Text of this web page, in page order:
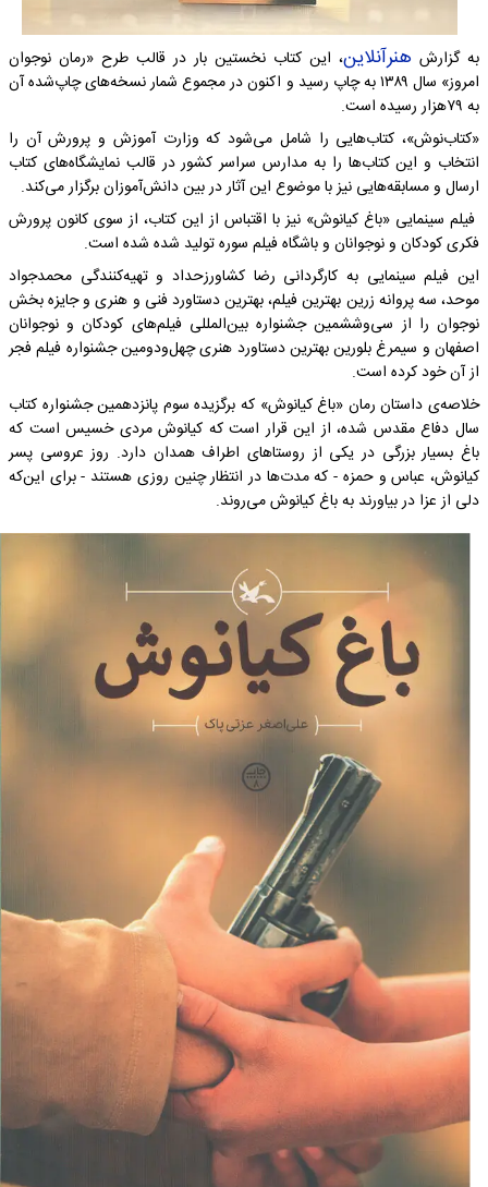
به گزارش هنرآنلاین، این کتاب نخستین بار در قالب طرح «رمان نوجوان
امروز» سال ۱۳۸۹ به چاپ رسید و اکنون در مجموع شمار نسخه‌های چاپ‌شده آن
به ۷۹هزار رسیده است.
«کتاب‌نوش»، کتاب‌هایی را شامل می‌شود که وزارت آموزش و پرورش آن را
انتخاب و این کتاب‌ها را به مدارس سراسر کشور در قالب نمایشگاه‌های کتاب
ارسال و مسابقه‌هایی نیز با موضوع این آثار در بین دانش‌آموزان برگزار می‌کند.
فیلم سینمایی «باغ کیانوش» نیز با اقتباس از این کتاب، از سوی کانون پرورش
فکری کودکان و نوجوانان و باشگاه فیلم سوره تولید شده شده است.
این فیلم سینمایی به کارگردانی رضا کشاورزحداد و تهیه‌کنندگی محمدجواد
موحد، سه پروانه زرین بهترین فیلم، بهترین دستاورد فنی و هنری و جایزه بخش
نوجوان را از سی‌وششمین جشنواره بین‌المللی فیلم‌های کودکان و نوجوانان
اصفهان و سیمرغ بلورین بهترین دستاورد هنری چهل‌ودومین جشنواره فیلم فجر
از آن خود کرده است.
خلاصه‌ی داستان رمان «باغ کیانوش» که برگزیده سوم پانزدهمین جشنواره کتاب
سال دفاع مقدس شده، از این قرار است که کیانوش مردی خسیس است که
باغ بسیار بزرگی در یکی از روستاهای اطراف همدان دارد. روز عروسی پسر
کیانوش، عباس و حمزه - که مدت‌ها در انتظار چنین روزی هستند - برای این‌که
دلی از عزا در بیاورند به باغ کیانوش می‌روند.